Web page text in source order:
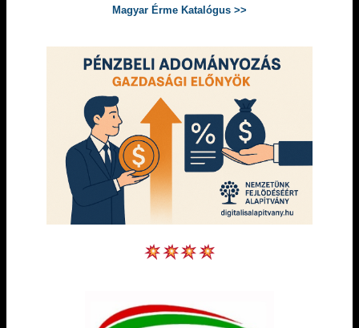
Magyar Érme Katalógus >>